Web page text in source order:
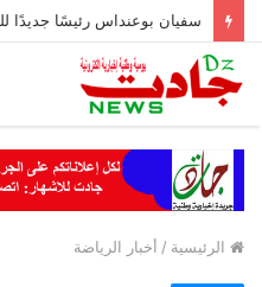
الرئيسية / أخبار الرياضة